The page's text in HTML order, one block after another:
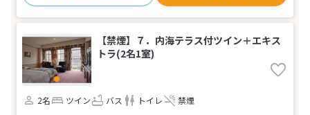
【禁煙】７．内海テラス付ツイン＋エキス
トラ(2名1室)
2名 ツイン バス トイレ 禁煙